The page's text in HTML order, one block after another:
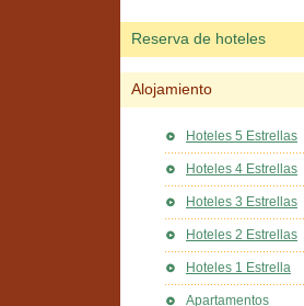
Reserva de hoteles
Alojamiento
Hoteles 5 Estrellas
Hoteles 4 Estrellas
Hoteles 3 Estrellas
Hoteles 2 Estrellas
Hoteles 1 Estrella
Apartamentos